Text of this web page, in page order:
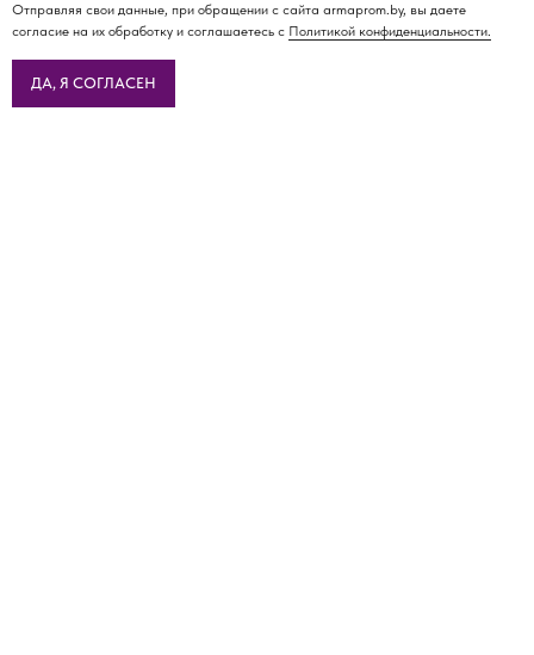
Отправляя свои данные, при обращении с сайта armaprom.by, вы даете
согласие на их обработку и соглашаетесь с Политикой конфиденциальности.
ДА, Я СОГЛАСЕН